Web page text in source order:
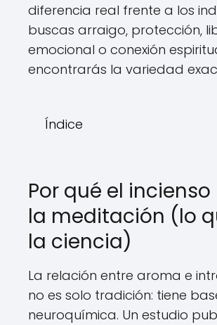
diferencia real frente a los
buscas arraigo, protección,
emocional o conexión
encontrarás la variedad
Índice
Por qué el
la meditación (lo
la ciencia)
La relación entre aroma e
no es solo tradición: tiene
neuroquímica. Un estudio